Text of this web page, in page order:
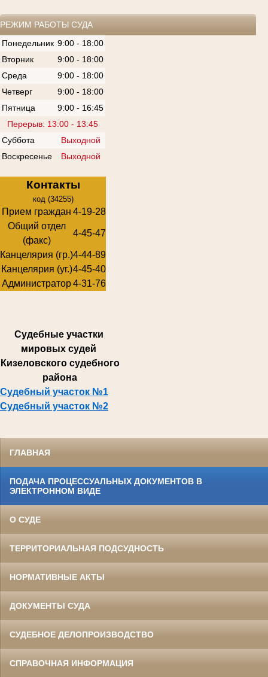
РЕЖИМ РАБОТЫ СУДА
Понедельник 9:00 - 18:00
Вторник
9:00 - 18:00
Среда
9:00 - 18:00
Четверг
9:00 - 18:00
Пятница
9:00 - 16:45
Перерыв: 13:00 - 13:45
Суббота
Выходной
Воскресенье
Выходной
Контакты
код (34255)
Прием граждан 4-19-28
Общий отдел
(факс)
4-45-47
Канцелярия (гр.)4-44-89
Канцелярия (уг.)4-45-40
Администратор4-31-76
Судебные участки
мировых судей
Кизеловского судебного
района
Судебный участок №1
Судебный участок №2
ГЛАВНАЯ
ПОДАЧА ПРОЦЕССУАЛЬНЫХ ДОКУМЕНТОВ В
ЭЛЕКТРОННОМ ВИДЕ
О СУДЕ
ТЕРРИТОРИАЛЬНАЯ ПОДСУДНОСТЬ
НОРМАТИВНЫЕ АКТЫ
ДОКУМЕНТЫ СУДА
СУДЕБНОЕ ДЕЛОПРОИЗВОДСТВО
СПРАВОЧНАЯ ИНФОРМАЦИЯ